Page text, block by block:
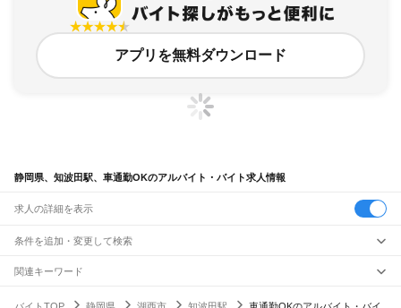
アプリを無料ダウンロード
静岡県、知波田駅、車通勤OKのアルバイト・バイト求人情報
求人の詳細を表示
条件を追加・変更して検索
市区町村を追加・変更
駅を追加・変更
関連キーワード